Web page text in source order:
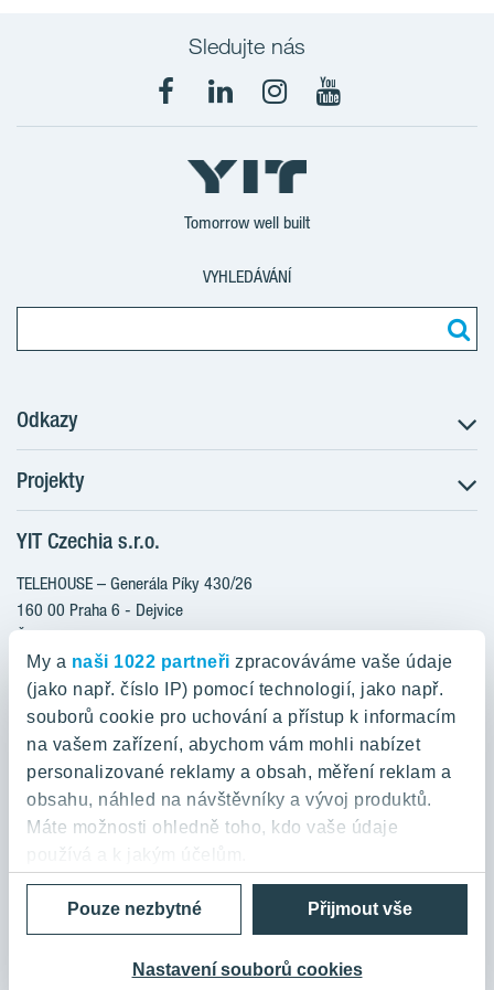
My a naši 1022 partneři zpracováváme vaše údaje
(jako např. číslo IP) pomocí technologií, jako např.
souborů cookie pro uchování a přístup k informacím
na vašem zařízení, abychom vám mohli nabízet
personalizované reklamy a obsah, měření reklam a
obsahu, náhled na návštěvníky a vývoj produktů.
Máte možnosti ohledně toho, kdo vaše údaje
Pokud to povolíte, rádi bychom také:
poloze, které mohou být přesné na několik metrů
Přijmout vše
Nastavení souborů cookies
Pouze nezbytné
Sledujte nás
Tomorrow well built
VYHLEDÁVÁNÍ
Odkazy
Postup koupě
Klientské změny
Aktuality
Blog
Kariéra
O nás
YIT PLUS
Projekty
RANTA Barrandov III
RANTA Barrandov IV
TOIVO Roztyly II
KALEVALA
VIRTA Kladno
KATTILA Kamýk
ROSALA
YIT Czechia s.r.o.
TELEHOUSE – Generála Píky 430/26
160 00 Praha 6 - Dejvice
Česká republika
800 200 666
domov@yit.cz
Telefon na centrální recepci:
+420 224 318 261
Zásady ochrany osobních údajů a Podmínky použití
Cookies